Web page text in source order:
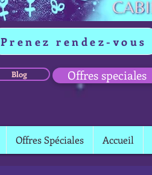
Prenez rendez-vous
Blog Offres speciales
Offres Spéciales Accueil